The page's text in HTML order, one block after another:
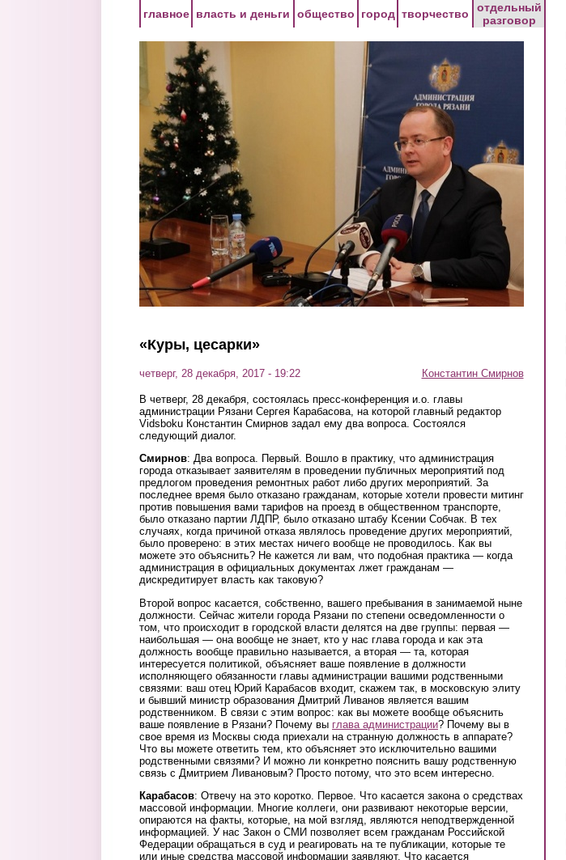
главное власть и деньги общество город творчество
отдельный
разговор
«Куры, цесарки»
четверг, 28 декабря, 2017 - 19:22 Константин Смирнов
В четверг, 28 декабря, состоялась пресс-конференция и.о. главы
администрации Рязани Сергея Карабасова, на которой главный редактор
Vidsboku Константин Смирнов задал ему два вопроса. Состоялся
следующий диалог.
Смирнов: Два вопроса. Первый. Вошло в практику, что администрация
города отказывает заявителям в проведении публичных мероприятий под
предлогом проведения ремонтных работ либо других мероприятий. За
последнее время было отказано гражданам, которые хотели провести митинг
против повышения вами тарифов на проезд в общественном транспорте,
было отказано партии ЛДПР, было отказано штабу Ксении Собчак. В тех
случаях, когда причиной отказа являлось проведение других мероприятий,
было проверено: в этих местах ничего вообще не проводилось. Как вы
можете это объяснить? Не кажется ли вам, что подобная практика — когда
администрация в официальных документах лжет гражданам —
дискредитирует власть как таковую?
Второй вопрос касается, собственно, вашего пребывания в занимаемой ныне
должности. Сейчас жители города Рязани по степени осведомленности о
том, что происходит в городской власти делятся на две группы: первая —
наибольшая — она вообще не знает, кто у нас глава города и как эта
должность вообще правильно называется, а вторая — та, которая
интересуется политикой, объясняет ваше появление в должности
исполняющего обязанности главы администрации вашими родственными
связями: ваш отец Юрий Карабасов входит, скажем так, в московскую элиту
и бывший министр образования Дмитрий Ливанов является вашим
родственником. В связи с этим вопрос: как вы можете вообще объяснить
ваше появление в Рязани? Почему вы глава администрации? Почему вы в
свое время из Москвы сюда приехали на странную должность в аппарате?
Что вы можете ответить тем, кто объясняет это исключительно вашими
родственными связями? И можно ли конкретно пояснить вашу родственную
связь с Дмитрием Ливановым? Просто потому, что это всем интересно.
Карабасов: Отвечу на это коротко. Первое. Что касается закона о средствах
массовой информации. Многие коллеги, они развивают некоторые версии,
опираются на факты, которые, на мой взгляд, являются неподтвержденной
информацией. У нас Закон о СМИ позволяет всем гражданам Российской
Федерации обращаться в суд и реагировать на те публикации, которые те
или иные средства массовой информации заявляют. Что касается